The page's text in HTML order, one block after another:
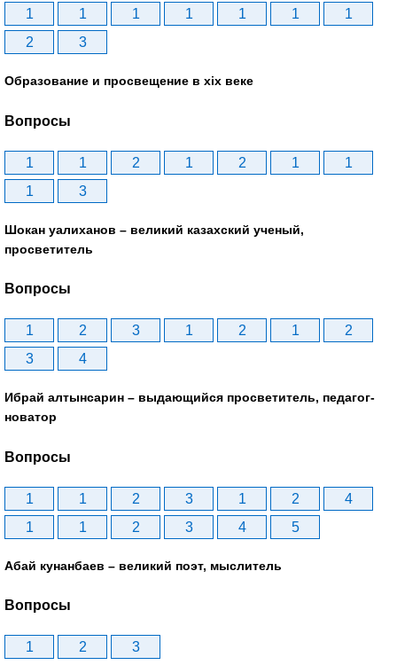
1 1 1 1 1 1
1
2
3
Образование и просвещение в xix веке
Вопросы
1 1 2 1 2 1
1
1
3
Шокан уалиханов – великий казахский ученый,
просветитель
Вопросы
1 2 3 1 2 1
2
3
4
Ибрай алтынсарин – выдающийся просветитель, педагог-
новатор
Вопросы
1 1 2 3 1 2
4
1
1 2 3 4 5
Абай кунанбаев – великий поэт, мыслитель
Вопросы
1 2 3